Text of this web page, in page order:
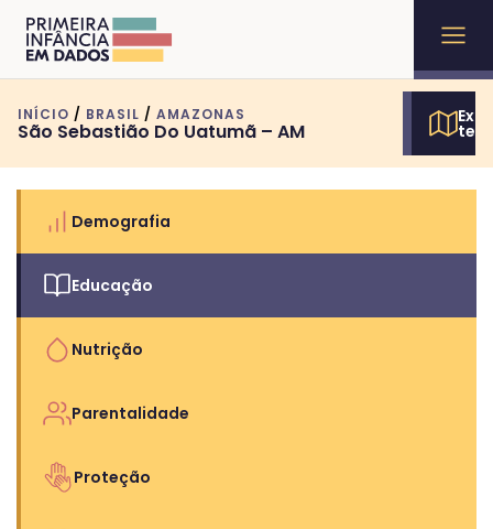
INÍCIO / BRASIL / AMAZONAS
São Sebastião Do Uatumã – AM
Demografia
Educação
Nutrição
Parentalidade
Proteção